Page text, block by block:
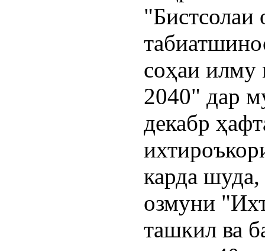
соҳаи илму
2040" дар
декабр
карда
озмуни
ташкил ва